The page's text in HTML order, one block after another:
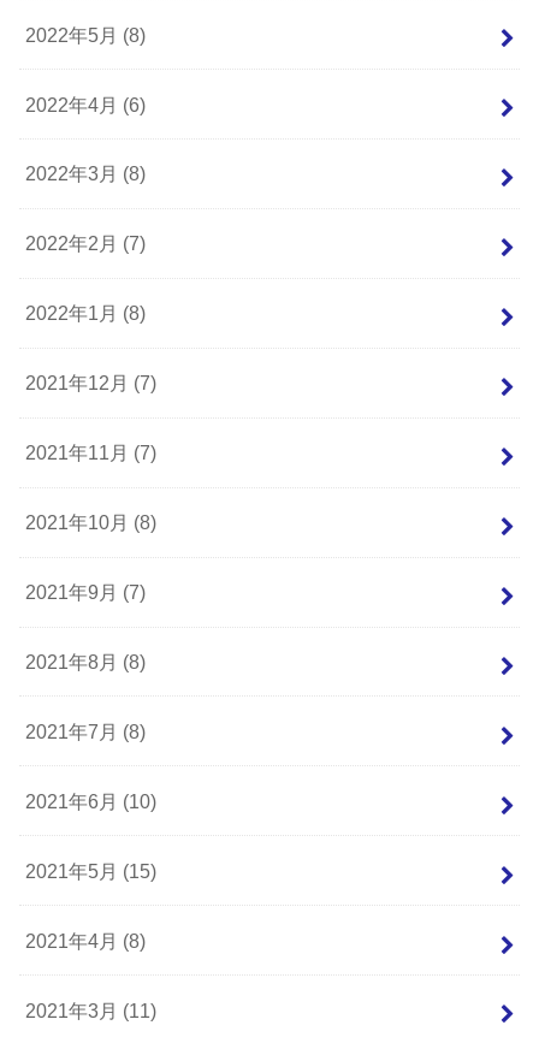
2022年5月 (8)
2022年4月 (6)
2022年3月 (8)
2022年2月 (7)
2022年1月 (8)
2021年12月 (7)
2021年11月 (7)
2021年10月 (8)
2021年9月 (7)
2021年8月 (8)
2021年7月 (8)
2021年6月 (10)
2021年5月 (15)
2021年4月 (8)
2021年3月 (11)